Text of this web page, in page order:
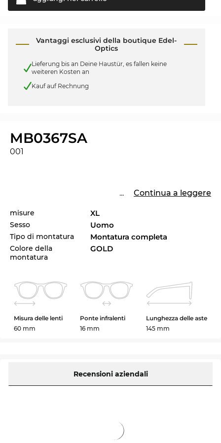
Vantaggi esclusivi della boutique Edel-
Optics
Lieferung bis an Deine Haustür, es fallen keine
weiteren Kosten an
Kauf auf Rechnung
MB0367SA
001
... Continua a leggere
misure XL
Sesso Uomo
Tipo di montatura Montatura completa
Colore della
montatura
GOLD
Misura delle lenti
60 mm
Ponte infralenti
16 mm
Lunghezza delle aste
145 mm
Recensioni aziendali